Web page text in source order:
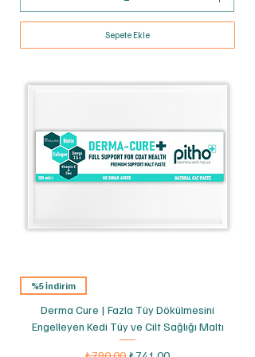
Sepete Ekle
%5 İndirim
Derma Cure | Fazla Tüy Dökülmesini
Engelleyen Kedi Tüy ve Cilt Sağlığı Maltı
Normal Fiyatİndirimli Fiyat